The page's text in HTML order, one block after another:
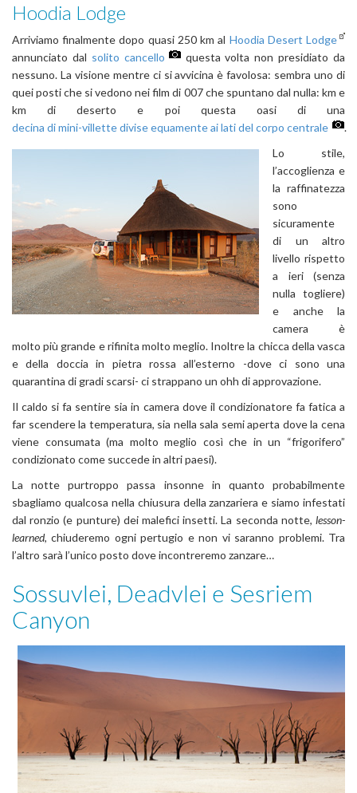
Hoodia Lodge
Arriviamo finalmente dopo quasi 250 km al Hoodia Desert Lodge
annunciato dal solito cancello
questa volta non presidiato da
nessuno. La visione mentre ci si avvicina è favolosa: sembra uno di
quei posti che si vedono nei film di 007 che spuntano dal nulla: km e
km di deserto e poi questa oasi di una
decina di mini-villette divise equamente ai lati del corpo centrale
.
Lo stile,
l’accoglienza e
la raffinatezza
sono
sicuramente
di un altro
livello rispetto
a ieri (senza
nulla togliere)
e anche la
camera è
molto più grande e rifinita molto meglio. Inoltre la chicca della vasca
e della doccia in pietra rossa all’esterno -dove ci sono una
quarantina di gradi scarsi- ci strappano un ohh di approvazione.
Il caldo si fa sentire sia in camera dove il condizionatore fa fatica a
far scendere la temperatura, sia nella sala semi aperta dove la cena
viene consumata (ma molto meglio così che in un “frigorifero”
condizionato come succede in altri paesi).
La notte purtroppo passa insonne in quanto probabilmente
sbagliamo qualcosa nella chiusura della zanzariera e siamo infestati
dal ronzio (e punture) dei malefici insetti. La seconda notte, lesson-
learned, chiuderemo ogni pertugio e non vi saranno problemi. Tra
l’altro sarà l’unico posto dove incontreremo zanzare…
Sossuvlei, Deadvlei e Sesriem
Canyon